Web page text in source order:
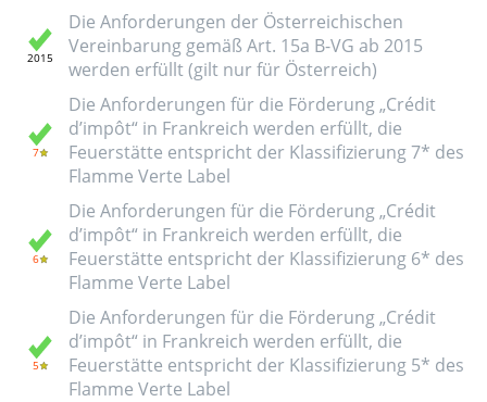
Die Anforderungen der Österreichischen
Vereinbarung gemäß Art. 15a B-VG ab 2015
werden erfüllt (gilt nur für Österreich)
Die Anforderungen für die Förderung „Crédit
d’impôt“ in Frankreich werden erfüllt, die
Feuerstätte entspricht der Klassifizierung 7* des
Flamme Verte Label
Die Anforderungen für die Förderung „Crédit
d’impôt“ in Frankreich werden erfüllt, die
Feuerstätte entspricht der Klassifizierung 6* des
Flamme Verte Label
Die Anforderungen für die Förderung „Crédit
d’impôt“ in Frankreich werden erfüllt, die
Feuerstätte entspricht der Klassifizierung 5* des
Flamme Verte Label